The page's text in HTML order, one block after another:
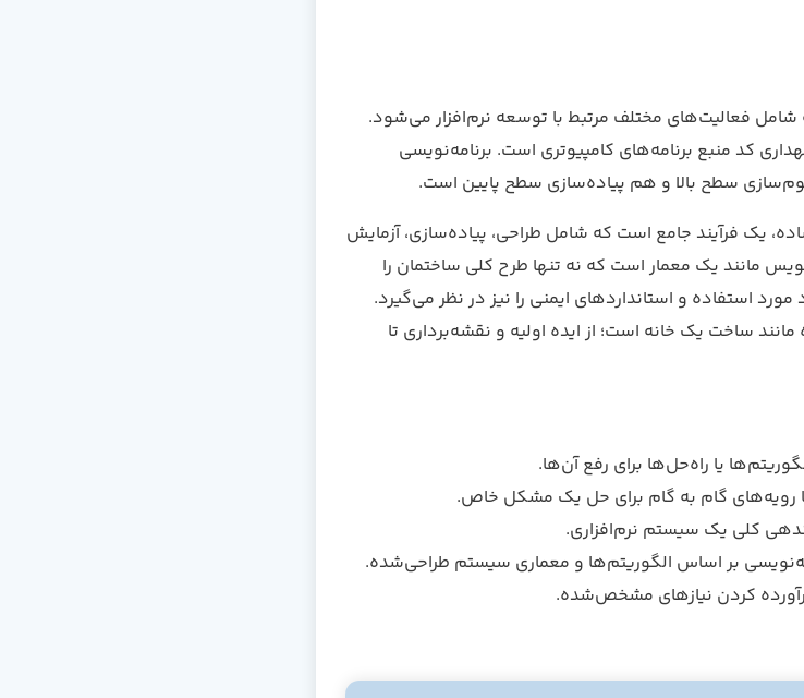
فعالیت‌های مختلف مرتبط با توسعه نرم‌افزار می‌شود.
کد منبع برنامه‌های کامپیوتری است. برنامه‌نویسی
سطح بالا و هم پیاده‌سازی سطح پایین است.
یک فرآیند جامع است که شامل طراحی، پیاده‌سازی، آزمایش
مانند یک معمار است که نه تنها طرح کلی ساختمان را
استفاده و استانداردهای ایمنی را نیز در نظر می‌گیرد.
ساخت یک خانه است؛ از ایده اولیه و نقشه‌برداری تا
یا راه‌حل‌ها برای رفع آن‌ها.
رویه‌های گام به گام برای حل یک مشکل خاص.
کلی یک سیستم نرم‌افزاری.
بر اساس الگوریتم‌ها و معماری سیستم طراحی‌شده.
کردن نیازهای مشخص‌شده.